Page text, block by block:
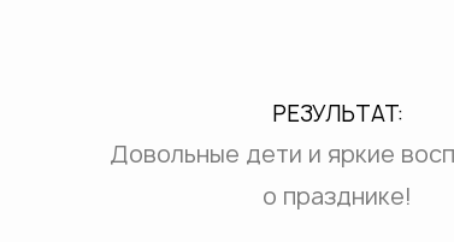
РЕЗУЛЬТАТ:
Довольные дети и яркие
о празднике!